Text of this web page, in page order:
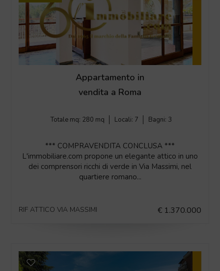
Appartamento in
vendita a Roma
Totale mq: 280 mq Locali: 7 Bagni: 3
*** COMPRAVENDITA CONCLUSA ***
L'immobiliare.com propone un elegante attico in uno
dei comprensori ricchi di verde in Via Massimi, nel
quartiere romano...
RIF ATTICO VIA MASSIMI € 1.370.000